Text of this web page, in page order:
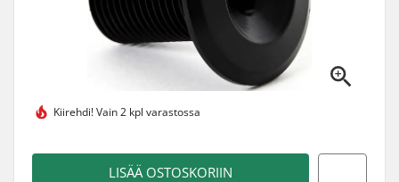
Kiirehdi!Vain 2 kpl varastossa
LISÄÄ OSTOSKORIIN